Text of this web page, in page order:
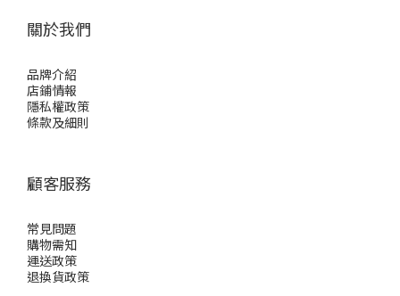
關於我們
品牌介紹
店鋪情報
隱私權政策
條款及細則
顧客服務
常見問題
購物需知
運送政策
退換貨政策